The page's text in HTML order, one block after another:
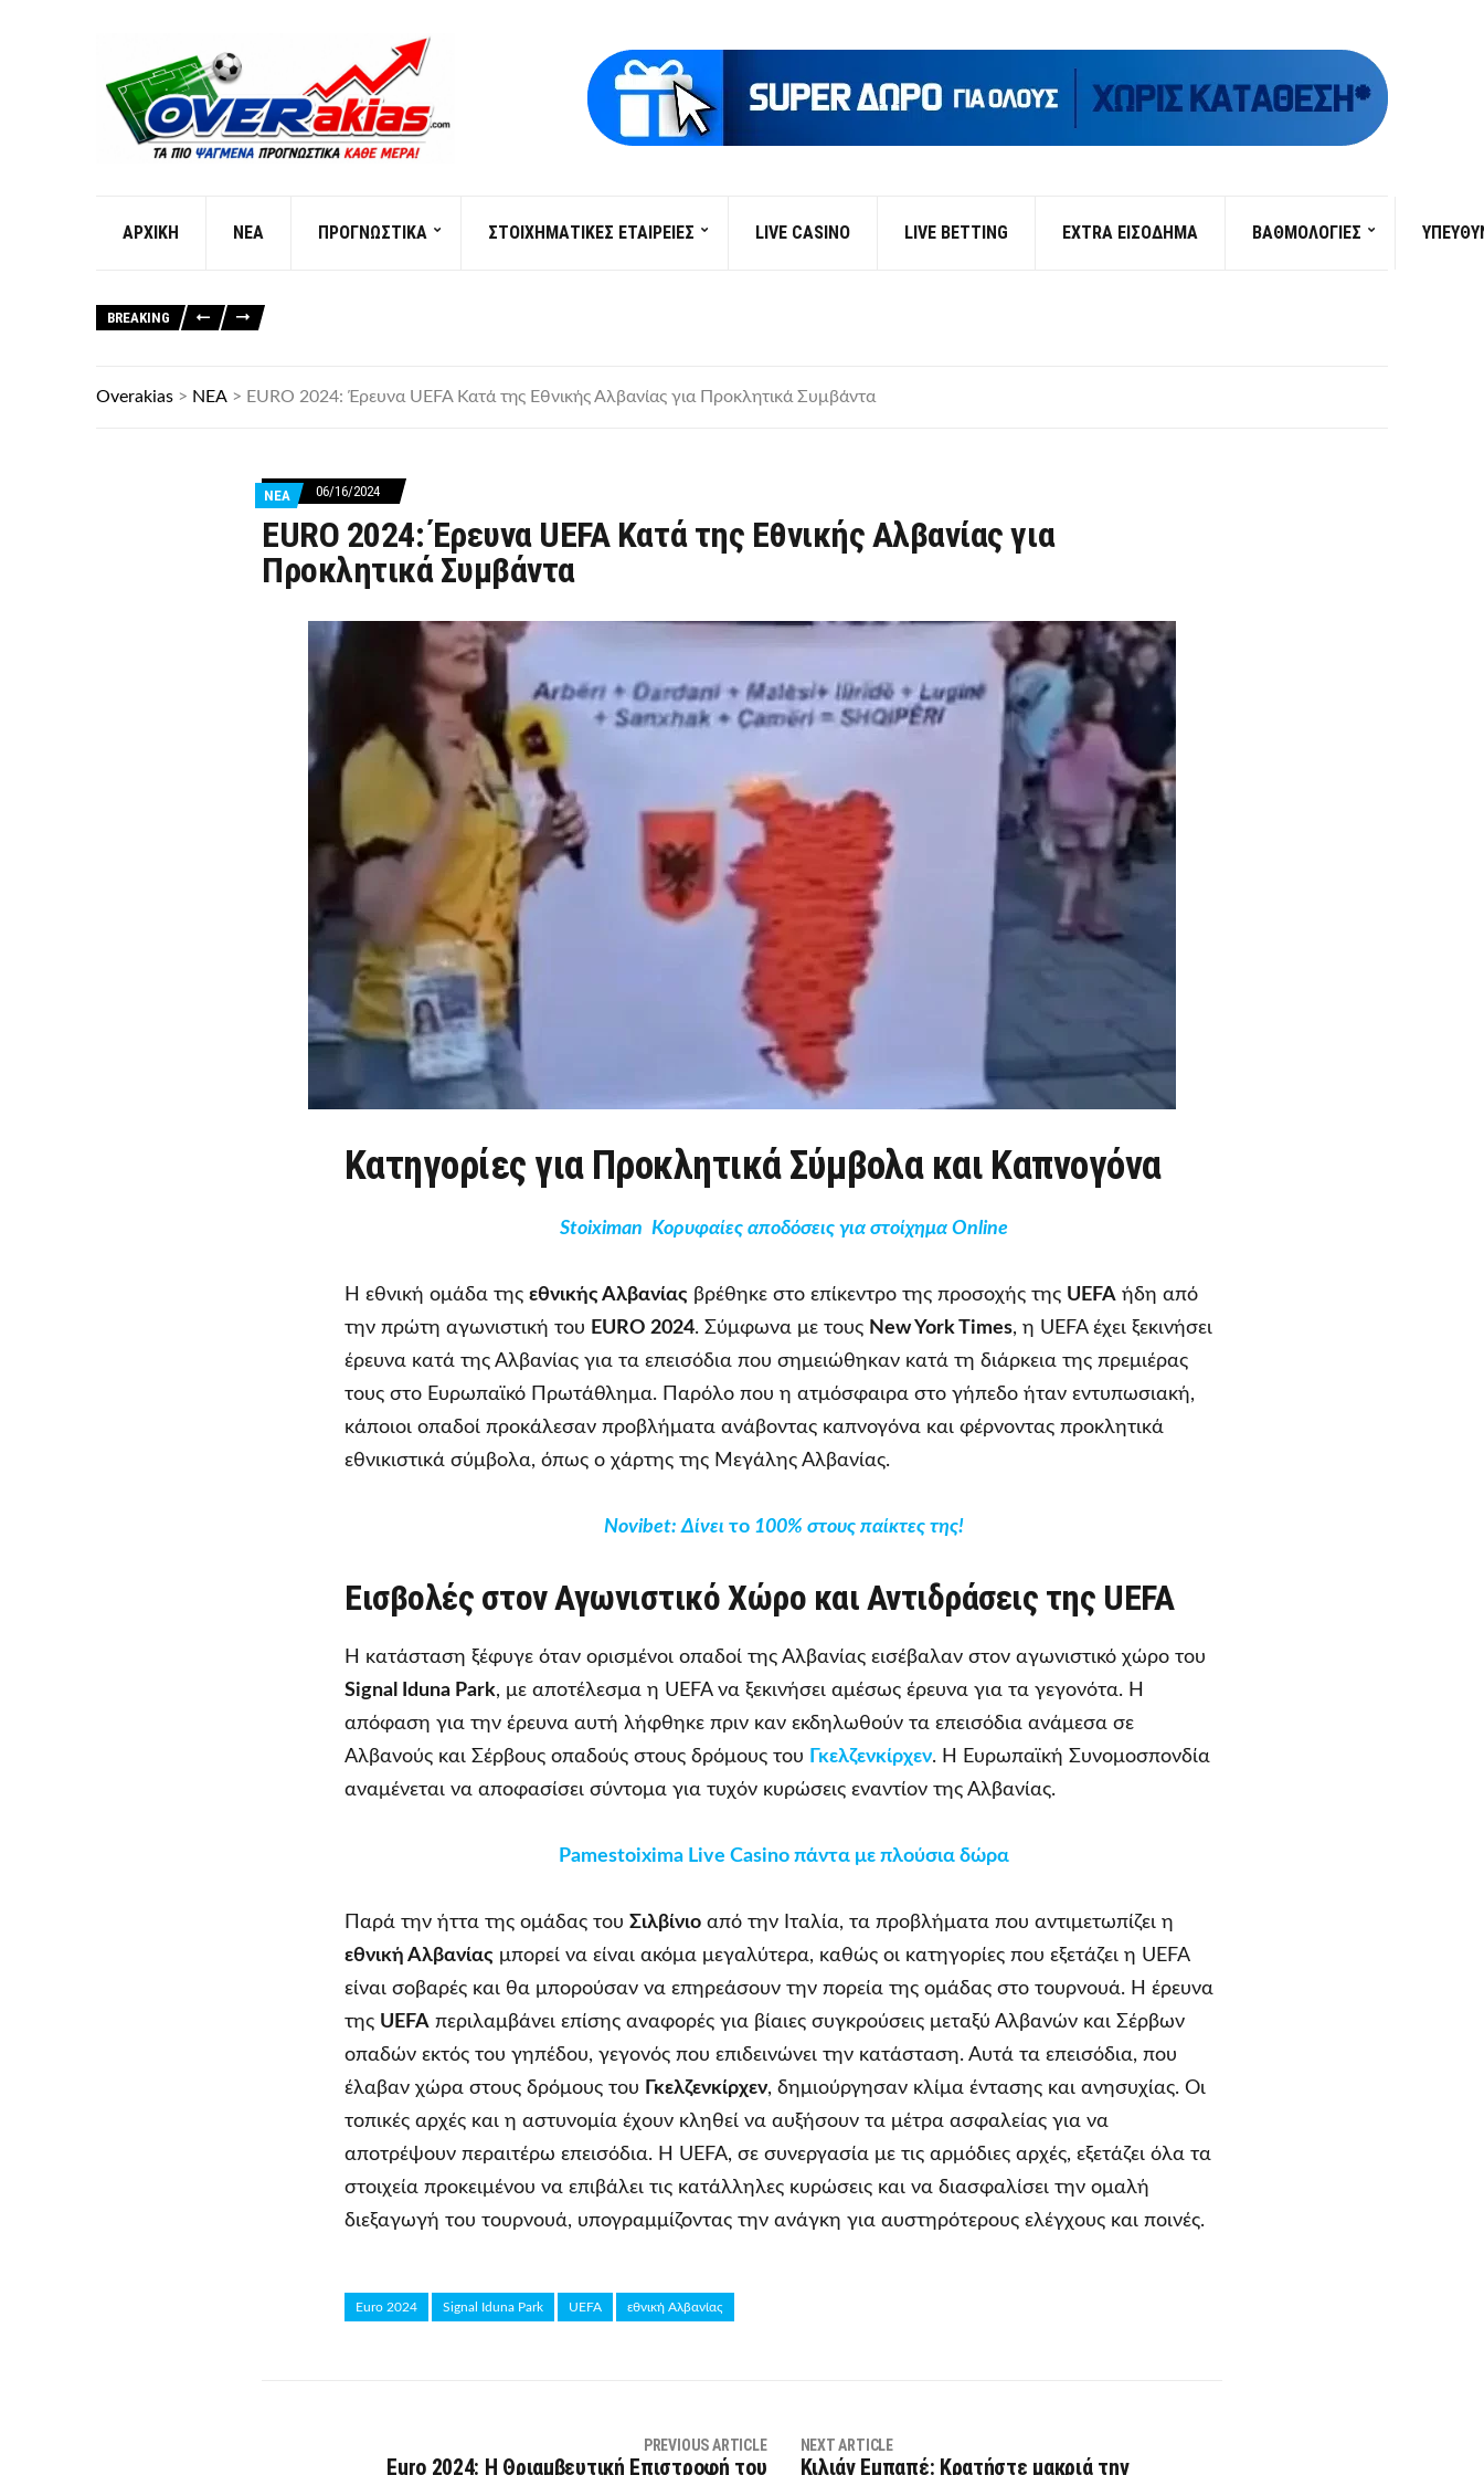
AΡXIKH ΝΕΑ ΠΡΟΓΝΩΣΤΙΚΑ ΣΤΟΙΧΗΜΑΤΙΚΕΣ ΕΤΑΙΡΕΙΕΣ LIVE CASINO LIVE BETTING EXTRA ΕΙΣΟΔΗΜΑ ΒΑΘΜΟΛΟΓΙΕΣ
BREAKING
Overakias > ΝΕΑ > EURO 2024: Έρευνα UEFA Κατά της Εθνικής Αλβανίας για Προκλητικά Συμβάντα
ΝΕΑ 06/16/2024
EURO 2024: Έρευνα UEFA Κατά της Εθνικής Αλβανίας για
Προκλητικά Συμβάντα
Κατηγορίες για Προκλητικά Σύμβολα και Καπνογόνα
Stoiximan Κορυφαίες αποδόσεις για στοίχημα Online
Η εθνική ομάδα της εθνικής Αλβανίας βρέθηκε στο επίκεντρο της προσοχής της UEFA ήδη από
την πρώτη αγωνιστική του EURO 2024. Σύμφωνα με τους New York Times, η UEFA έχει ξεκινήσει
έρευνα κατά της Αλβανίας για τα επεισόδια που σημειώθηκαν κατά τη διάρκεια της πρεμιέρας
τους στο Ευρωπαϊκό Πρωτάθλημα. Παρόλο που η ατμόσφαιρα στο γήπεδο ήταν εντυπωσιακή,
κάποιοι οπαδοί προκάλεσαν προβλήματα ανάβοντας καπνογόνα και φέρνοντας προκλητικά
εθνικιστικά σύμβολα, όπως ο χάρτης της Μεγάλης Αλβανίας.
Novibet: Δίνειτο100% στους παίκτες της!
Εισβολές στον Αγωνιστικό Χώρο και Αντιδράσεις της UEFA
Η κατάσταση ξέφυγε όταν ορισμένοι οπαδοί της Αλβανίας εισέβαλαν στον αγωνιστικό χώρο του
Signal Iduna Park, με αποτέλεσμα η UEFA να ξεκινήσει αμέσως έρευνα για τα γεγονότα. Η
απόφαση για την έρευνα αυτή λήφθηκε πριν καν εκδηλωθούν τα επεισόδια ανάμεσα σε
Αλβανούς και Σέρβους οπαδούς στους δρόμους του Γκελζενκίρχεν. Η Ευρωπαϊκή Συνομοσπονδία
αναμένεται να αποφασίσει σύντομα για τυχόν κυρώσεις εναντίον της Αλβανίας.
Pamestoixima Live Casino πάντα με πλούσια δώρα
Παρά την ήττα της ομάδας του Σιλβίνιο από την Ιταλία, τα προβλήματα που αντιμετωπίζει η
εθνική Αλβανίας μπορεί να είναι ακόμα μεγαλύτερα, καθώς οι κατηγορίες που εξετάζει η UEFA
είναι σοβαρές και θα μπορούσαν να επηρεάσουν την πορεία της ομάδας στο τουρνουά. Η έρευνα
της UEFA περιλαμβάνει επίσης αναφορές για βίαιες συγκρούσεις μεταξύ Αλβανών και Σέρβων
οπαδών εκτός του γηπέδου, γεγονός που επιδεινώνει την κατάσταση. Αυτά τα επεισόδια, που
έλαβαν χώρα στους δρόμους του Γκελζενκίρχεν, δημιούργησαν κλίμα έντασης και ανησυχίας. Οι
τοπικές αρχές και η αστυνομία έχουν κληθεί να αυξήσουν τα μέτρα ασφαλείας για να
αποτρέψουν περαιτέρω επεισόδια. Η UEFA, σε συνεργασία με τις αρμόδιες αρχές, εξετάζει όλα τα
στοιχεία προκειμένου να επιβάλει τις κατάλληλες κυρώσεις και να διασφαλίσει την ομαλή
διεξαγωγή του τουρνουά, υπογραμμίζοντας την ανάγκη για αυστηρότερους ελέγχους και ποινές.
Euro 2024 Signal Iduna Park UEFA εθνική Αλβανίας
PREVIOUS ARTICLE
Euro 2024: Η Θριαμβευτική Επιστροφή του
NEXT ARTICLE
Κιλιάν Εμπαπέ: Κρατήστε μακριά την